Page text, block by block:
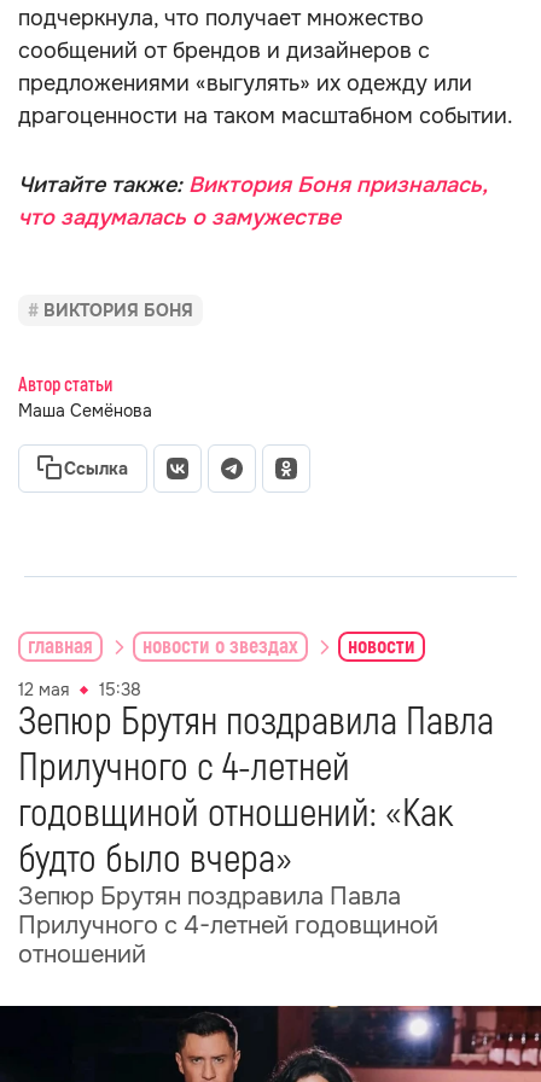
подчеркнула, что получает множество
сообщений от брендов и дизайнеров с
предложениями «выгулять» их одежду или
драгоценности на таком масштабном событии.
Читайте также: Виктория Боня призналась,
что задумалась о замужестве
ВИКТОРИЯ БОНЯ
Автор статьи
Маша Семёнова
Ссылка
главная новости о звездах новости
12 мая 15:38
Зепюр Брутян поздравила Павла
Прилучного с 4-летней
годовщиной отношений: «Как
будто было вчера»
Зепюр Брутян поздравила Павла
Прилучного с 4-летней годовщиной
отношений